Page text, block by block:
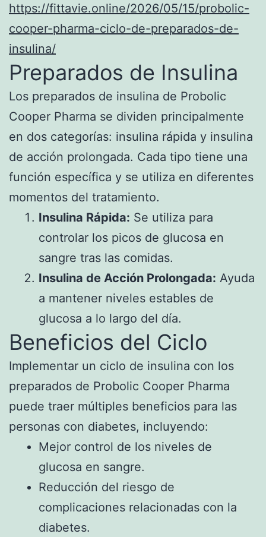
https://fittavie.online/2026/05/15/probolic-
cooper-pharma-ciclo-de-preparados-de-
insulina/
Preparados de Insulina
Los preparados de insulina de Probolic
Cooper Pharma se dividen principalmente
en dos categorías: insulina rápida y insulina
de acción prolongada. Cada tipo tiene una
función específica y se utiliza en diferentes
momentos del tratamiento.
Insulina Rápida: Se utiliza para
controlar los picos de glucosa en
sangre tras las comidas.
Insulina de Acción Prolongada: Ayuda
a mantener niveles estables de
glucosa a lo largo del día.
Beneficios del Ciclo
Implementar un ciclo de insulina con los
preparados de Probolic Cooper Pharma
puede traer múltiples beneficios para las
personas con diabetes, incluyendo:
Mejor control de los niveles de
glucosa en sangre.
Reducción del riesgo de
complicaciones relacionadas con la
diabetes.